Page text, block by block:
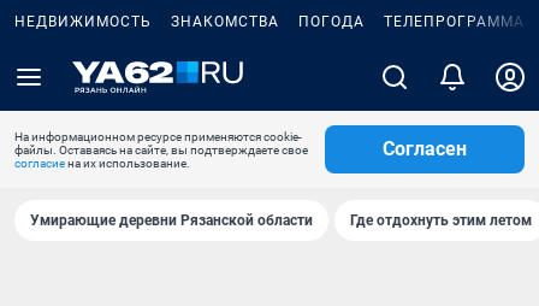
НЕДВИЖИМОСТЬ ЗНАКОМСТВА ПОГОДА ТЕЛЕПРОГРАММА
На информационном ресурсе применяются cookie-
файлы. Оставаясь на сайте, вы подтверждаете свое
согласиена их использование.
Согласен
Умирающие деревни Рязанской области Где отдохнуть этим летом